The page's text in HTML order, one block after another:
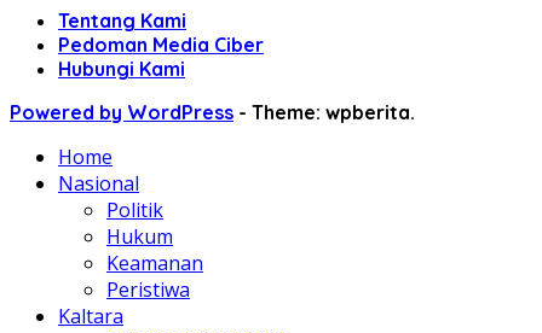
Tentang Kami
Pedoman Media Ciber
Hubungi Kami
Powered by WordPress - Theme: wpberita.
Home
Nasional
Politik
Hukum
Keamanan
Peristiwa
Kaltara